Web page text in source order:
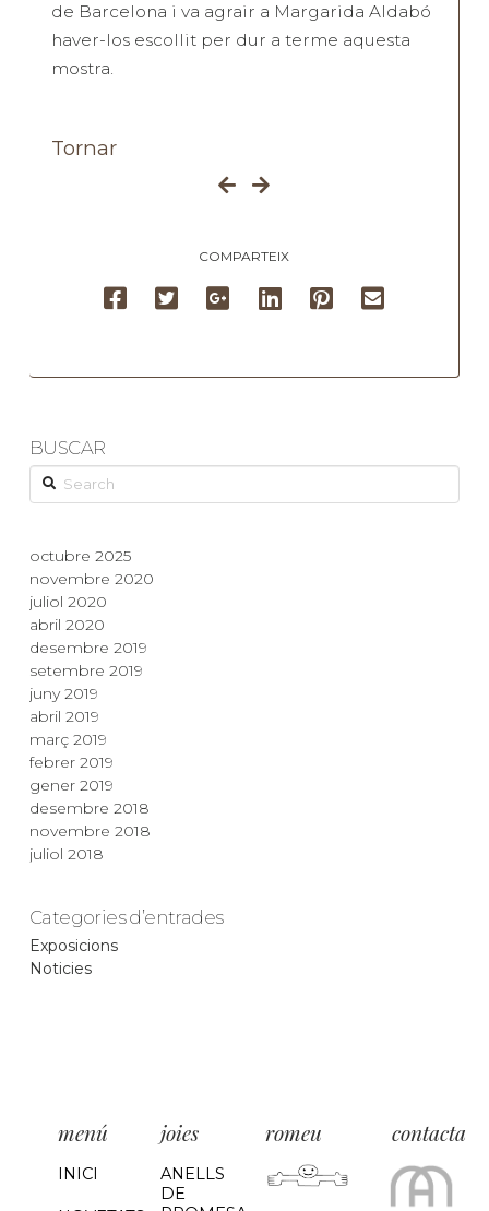
de Barcelona i va agrair a Margarida Aldabó
haver-los escollit per dur a terme aquesta
mostra.
Tornar
COMPARTEIX
BUSCAR
Search
octubre 2025
novembre 2020
juliol 2020
abril 2020
desembre 2019
setembre 2019
juny 2019
abril 2019
març 2019
febrer 2019
gener 2019
desembre 2018
novembre 2018
juliol 2018
Categories d’entrades
Exposicions
Noticies
menú
INICI
joies
ANELLS
DE
romeu contacta